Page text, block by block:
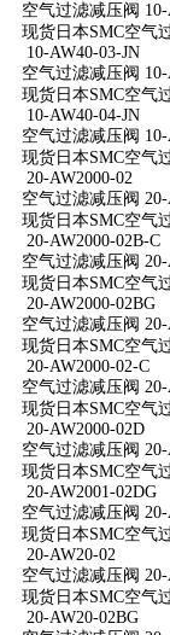
空气过滤减压阀 10-
现货日本SMC空气
10-AW40-03-JN
空气过滤减压阀 10-
现货日本SMC空气
10-AW40-04-JN
空气过滤减压阀 10-
现货日本SMC空气
20-AW2000-02
空气过滤减压阀 20-
现货日本SMC空气
20-AW2000-02B-C
空气过滤减压阀 20-
现货日本SMC空气
20-AW2000-02BG
空气过滤减压阀 20-
现货日本SMC空气
20-AW2000-02-C
空气过滤减压阀 20-
现货日本SMC空气
20-AW2000-02D
空气过滤减压阀 20-
现货日本SMC空气
20-AW2001-02DG
空气过滤减压阀 20-
现货日本SMC空气
20-AW20-02
空气过滤减压阀 20-
现货日本SMC空气
20-AW20-02BG